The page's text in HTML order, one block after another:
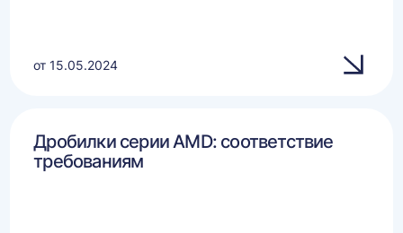
от 15.05.2024
Дробилки серии AMD: соответствие
требованиям